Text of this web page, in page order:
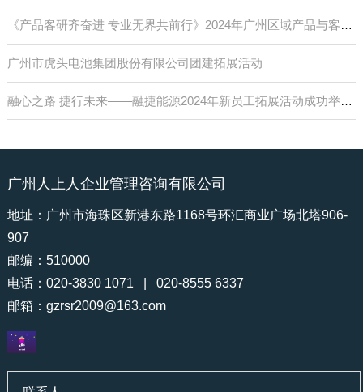
《产品客研齐奋进 专业无界共前行》2024年广州区域产品与客研条线团队拓展
广州市虎头电池集团股份有限公司团建拓展活动
融心之路 捷行未来——融捷能源2024年新员工拓展活动成功举行！
广州人上人企业管理咨询有限公司
地址：广州市海珠区新港东路1168号环汇商业广场北塔906-
907
邮编：510000
电话：020-3830 1071 | 020-8555 6337
邮箱： gzrsr2009@163.com